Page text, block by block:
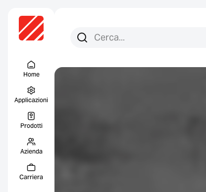
Home
Applicazioni
Prodotti
Azienda
Carriera
Cerca per:
Ricerca